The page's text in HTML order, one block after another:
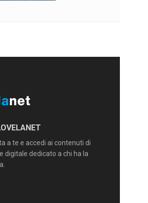
a te e accedi ai contenuti di
digitale dedicato a chi ha la